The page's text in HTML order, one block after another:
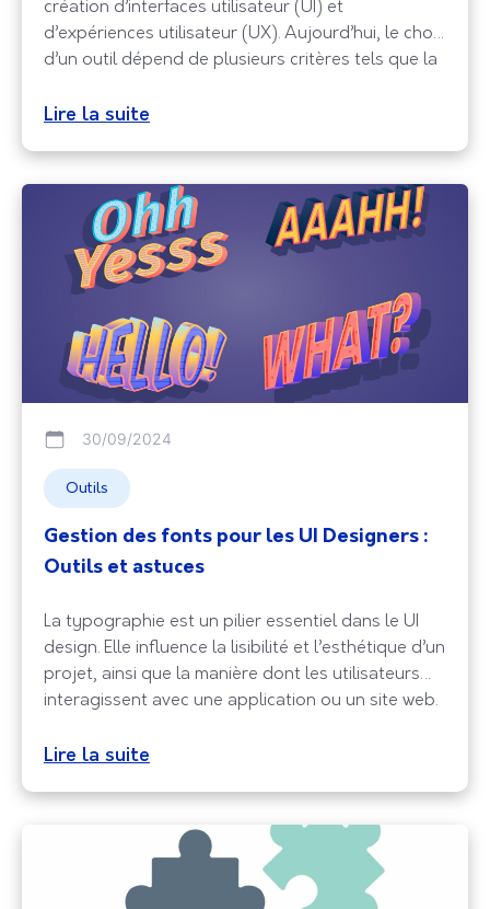
création d’interfaces utilisateur (UI) et
d’expériences utilisateur (UX). Aujourd’hui, le choix
d’un outil dépend de plusieurs critères tels que la
fonctionnalités, ou encore le prix. Dans cette
outils du marché : Figma, Adobe XD,
Lire la suite
30/09/2024
Outils
Gestion des fonts pour les UI Designers :
Outils et astuces
La typographie est un pilier essentiel dans le UI
design. Elle influence la lisibilité et l’esthétique d’un
projet, ainsi que la manière dont les utilisateurs
interagissent avec une application ou un site web.
l’identité de la marque, améliorer l’accessibilité et
un univers
Lire la suite